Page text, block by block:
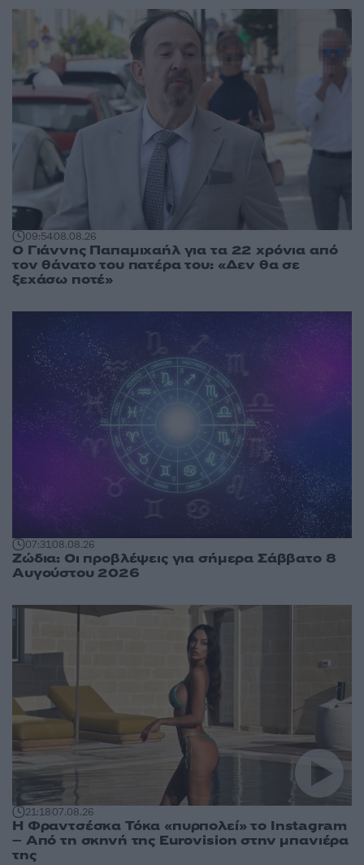
09:5408.08.26
Ο Γιάννης Παπαμιχαήλ για τα 22 χρόνια από
τον θάνατο του πατέρα του: «Δεν θα σε
ξεχάσω ποτέ»
07:3108.08.26
Ζώδια: Οι προβλέψεις για σήμερα Σάββατο 8
Αυγούστου 2026
21:1807.08.26
Η Φραντσέσκα Τόκα «πυρπολεί» το Instagram
– Από τη σκηνή της Eurovision στην μπανιέρα
της